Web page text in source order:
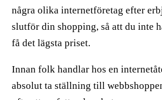
några olika internetföretag efter
slutför din shopping, så att du inte
få det lägsta priset.
Innan folk handlar hos en
absolut ta ställning till